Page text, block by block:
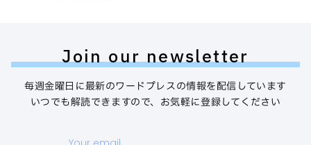
Join our newsletter
毎週金曜日に最新のワードプレスの情報を配信しています
いつでも解読できますので、お気軽に登録してください